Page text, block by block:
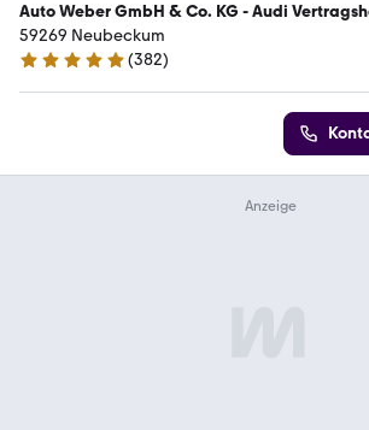
Auto Weber GmbH & Co. KG - Audi
/ VW Service
59269 Neubeckum
4.9 Sterne
(382)